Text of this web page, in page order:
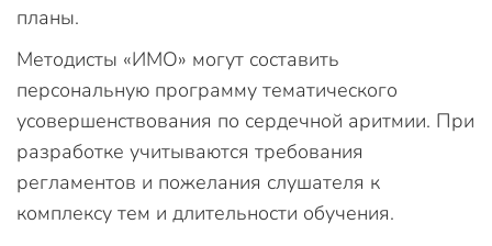
планы.
Методисты «ИМО» могут составить
персональную программу тематического
усовершенствования по сердечной аритмии. При
разработке учитываются требования
регламентов и пожелания слушателя к
комплексу тем и длительности обучения.